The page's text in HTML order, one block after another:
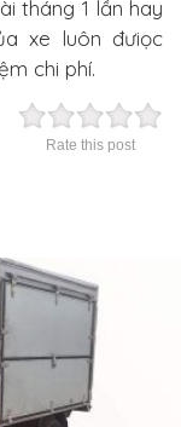
tháng 1 lần hay
xe luôn đưiọc
chi phí.
Rate this post